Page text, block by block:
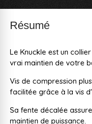
Résumé
Le Knuckle est un
vrai maintien de votre
Vis de compression
facilitée grâce à la vis
Sa fente décalée
maintien de puissance.